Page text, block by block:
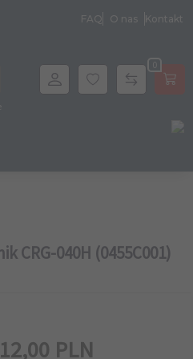
FAQ O nas Kontakt
0
CRG-040H (0455C001)
00 PLN